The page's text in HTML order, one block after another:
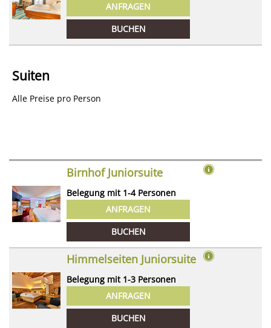
ANFRAGEN
BUCHEN
Suiten
Alle Preise pro Person
Birnhof Juniorsuite
Belegung mit 1-4 Personen
ANFRAGEN
BUCHEN
Himmelseiten Juniorsuite
Belegung mit 1-3 Personen
ANFRAGEN
BUCHEN